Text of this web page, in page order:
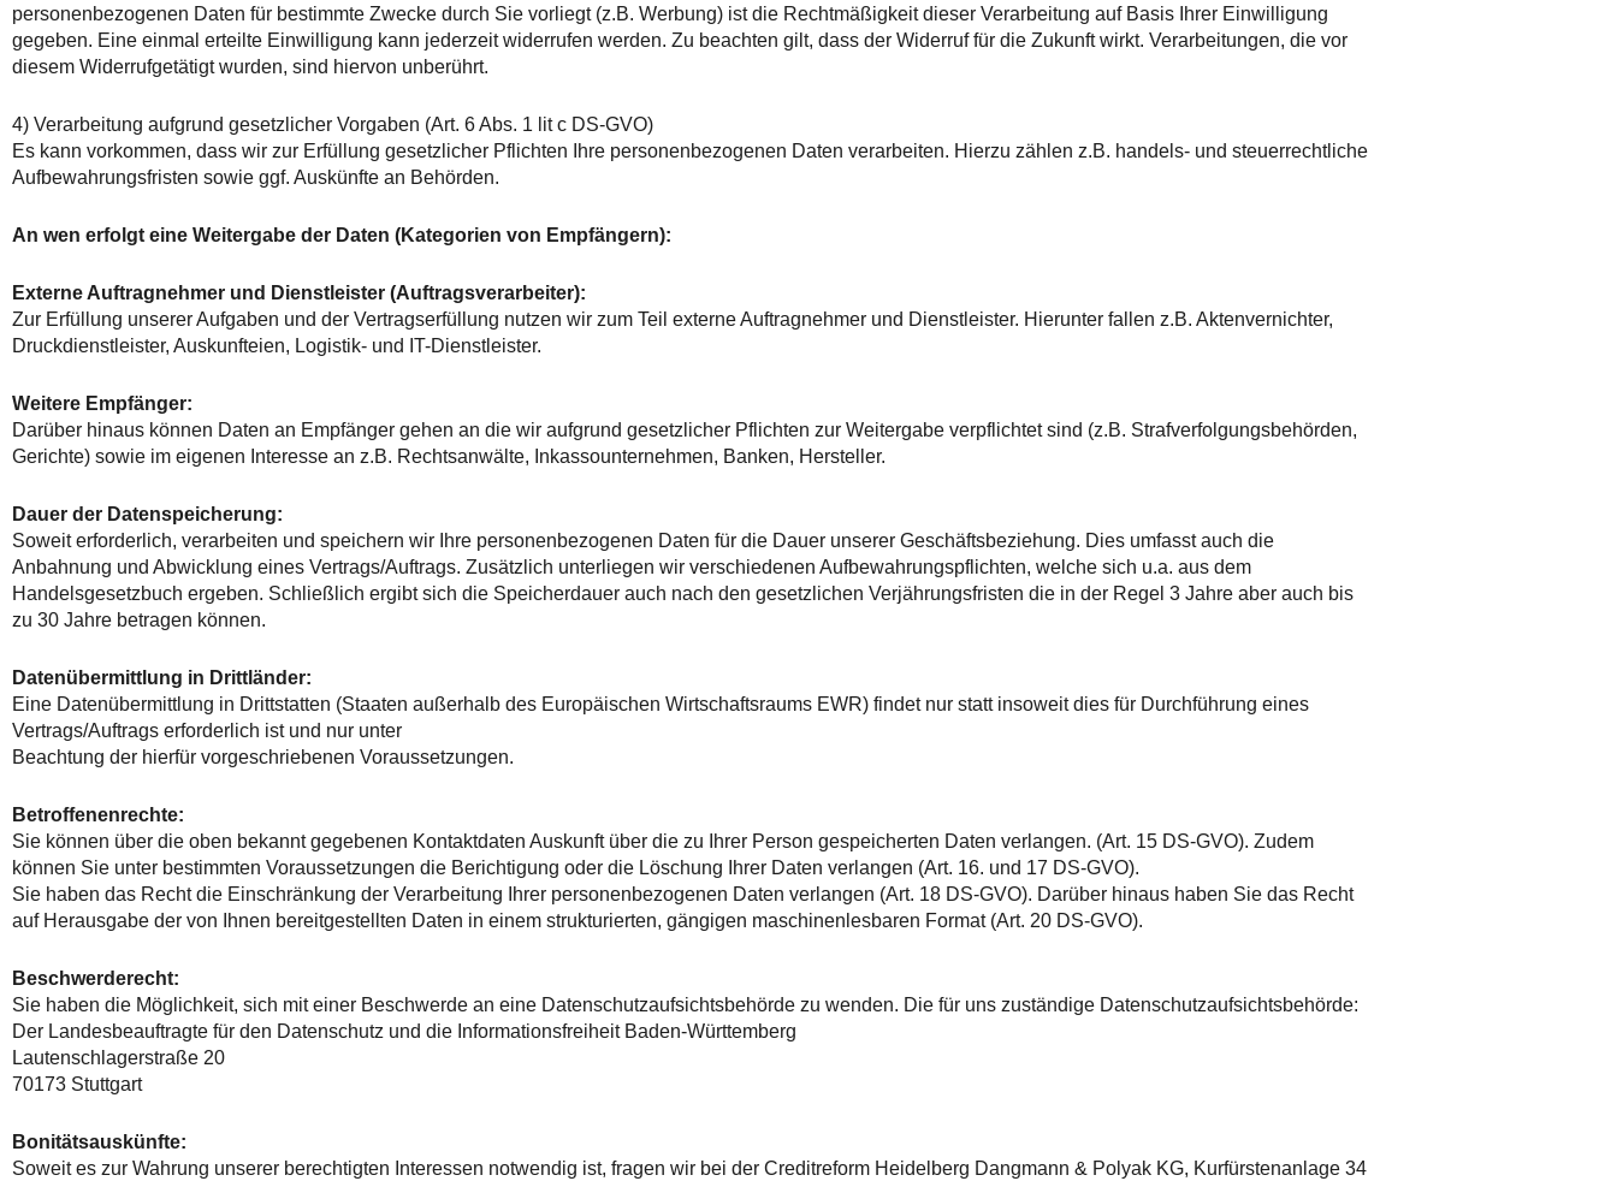
personenbezogenen Daten für bestimmte Zwecke durch Sie vorliegt (z.B. Werbung) ist die Rechtmäßigkeit dieser Verarbeitung auf Basis Ihrer Einwilligung
gegeben. Eine einmal erteilte Einwilligung kann jederzeit widerrufen werden. Zu beachten gilt, dass der Widerruf für die Zukunft wirkt. Verarbeitungen, die vor
diesem Widerrufgetätigt wurden, sind hiervon unberührt.
4) Verarbeitung aufgrund gesetzlicher Vorgaben (Art. 6 Abs. 1 lit c DS-GVO)
Es kann vorkommen, dass wir zur Erfüllung gesetzlicher Pflichten Ihre personenbezogenen Daten verarbeiten. Hierzu zählen z.B. handels- und steuerrechtliche
Aufbewahrungsfristen sowie ggf. Auskünfte an Behörden.
An wen erfolgt eine Weitergabe der Daten (Kategorien von Empfängern):
Externe Auftragnehmer und Dienstleister (Auftragsverarbeiter):
Zur Erfüllung unserer Aufgaben und der Vertragserfüllung nutzen wir zum Teil externe Auftragnehmer und Dienstleister. Hierunter fallen z.B. Aktenvernichter,
Druckdienstleister, Auskunfteien, Logistik- und IT-Dienstleister.
Weitere Empfänger:
Darüber hinaus können Daten an Empfänger gehen an die wir aufgrund gesetzlicher Pflichten zur Weitergabe verpflichtet sind (z.B. Strafverfolgungsbehörden,
Gerichte) sowie im eigenen Interesse an z.B. Rechtsanwälte, Inkassounternehmen, Banken, Hersteller.
Dauer der Datenspeicherung:
Soweit erforderlich, verarbeiten und speichern wir Ihre personenbezogenen Daten für die Dauer unserer Geschäftsbeziehung. Dies umfasst auch die
Anbahnung und Abwicklung eines Vertrags/Auftrags. Zusätzlich unterliegen wir verschiedenen Aufbewahrungspflichten, welche sich u.a. aus dem
Handelsgesetzbuch ergeben. Schließlich ergibt sich die Speicherdauer auch nach den gesetzlichen Verjährungsfristen die in der Regel 3 Jahre aber auch bis
zu 30 Jahre betragen können.
Datenübermittlung in Drittländer:
Eine Datenübermittlung in Drittstatten (Staaten außerhalb des Europäischen Wirtschaftsraums EWR) findet nur statt insoweit dies für Durchführung eines
Vertrags/Auftrags erforderlich ist und nur unter
Beachtung der hierfür vorgeschriebenen Voraussetzungen.
Betroffenenrechte:
Sie können über die oben bekannt gegebenen Kontaktdaten Auskunft über die zu Ihrer Person gespeicherten Daten verlangen. (Art. 15 DS-GVO). Zudem
können Sie unter bestimmten Voraussetzungen die Berichtigung oder die Löschung Ihrer Daten verlangen (Art. 16. und 17 DS-GVO).
Sie haben das Recht die Einschränkung der Verarbeitung Ihrer personenbezogenen Daten verlangen (Art. 18 DS-GVO). Darüber hinaus haben Sie das Recht
auf Herausgabe der von Ihnen bereitgestellten Daten in einem strukturierten, gängigen maschinenlesbaren Format (Art. 20 DS-GVO).
Beschwerderecht:
Sie haben die Möglichkeit, sich mit einer Beschwerde an eine Datenschutzaufsichtsbehörde zu wenden. Die für uns zuständige Datenschutzaufsichtsbehörde:
Der Landesbeauftragte für den Datenschutz und die Informationsfreiheit Baden-Württemberg
Lautenschlagerstraße 20
70173 Stuttgart
Bonitätsauskünfte:
Soweit es zur Wahrung unserer berechtigten Interessen notwendig ist, fragen wir bei der Creditreform Heidelberg Dangmann & Polyak KG, Kurfürstenanlage 34